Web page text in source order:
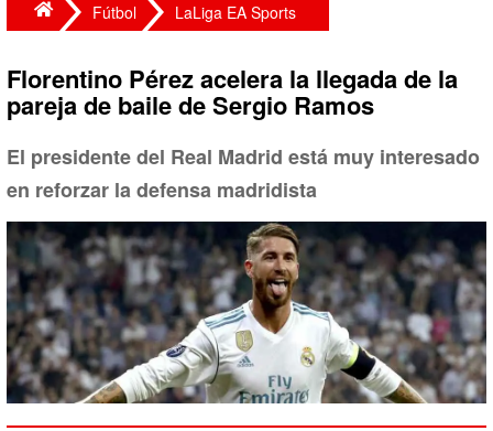
Fútbol LaLiga EA Sports
Florentino Pérez acelera la llegada de la
pareja de baile de Sergio Ramos
El presidente del Real Madrid está muy interesado
en reforzar la defensa madridista